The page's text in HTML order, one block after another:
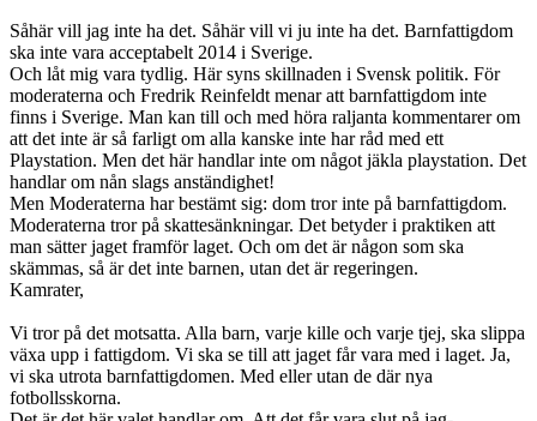
Såhär vill jag inte ha det. Såhär vill vi ju inte ha det. Barnfattigdom
ska inte vara acceptabelt 2014 i Sverige.
Och låt mig vara tydlig. Här syns skillnaden i Svensk politik. För
moderaterna och Fredrik Reinfeldt menar att barnfattigdom inte
finns i Sverige. Man kan till och med höra raljanta kommentarer om
att det inte är så farligt om alla kanske inte har råd med ett
Playstation. Men det här handlar inte om något jäkla playstation. Det
handlar om nån slags anständighet!
Men Moderaterna har bestämt sig: dom tror inte på barnfattigdom.
Moderaterna tror på skattesänkningar. Det betyder i praktiken att
man sätter jaget framför laget. Och om det är någon som ska
skämmas, så är det inte barnen, utan det är regeringen.
Kamrater,
Vi tror på det motsatta. Alla barn, varje kille och varje tjej, ska slippa
växa upp i fattigdom. Vi ska se till att jaget får vara med i laget. Ja,
vi ska utrota barnfattigdomen. Med eller utan de där nya
fotbollsskorna.